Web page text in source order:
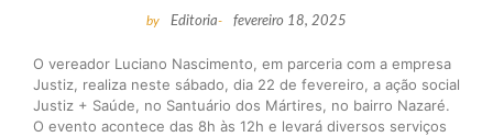
by Editoria- fevereiro 18, 2025
O vereador Luciano Nascimento, em parceria com a empresa
Justiz, realiza neste sábado, dia 22 de fevereiro, a ação social
Justiz + Saúde, no Santuário dos Mártires, no bairro Nazaré.
O evento acontece das 8h às 12h e levará diversos serviços